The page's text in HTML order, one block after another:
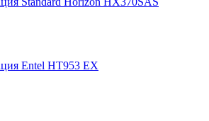
Entel HT953 EX